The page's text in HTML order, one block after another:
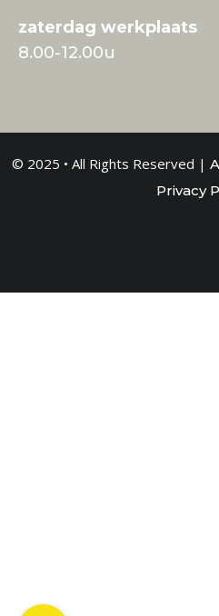
zaterdag werkplaats
8.00-12.00u
© 2025 • All Rights Reserved |
Privacy